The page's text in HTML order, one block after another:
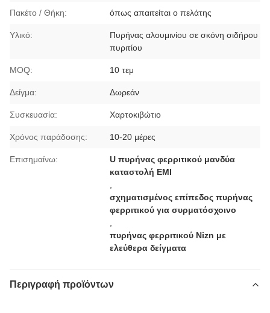
Πακέτο / Θήκη: όπως απαιτείται ο πελάτης
Υλικό:
Πυρήνας αλουμινίου σε σκόνη σιδήρου
πυριτίου
MOQ: 10 τεμ
Δείγμα: Δωρεάν
Συσκευασία: Χαρτοκιβώτιο
Χρόνος παράδοσης: 10-20 μέρες
Επισημαίνω:
U πυρήνας φερριτικού μανδύα
καταστολή EMI
σχηματισμένος επίπεδος πυρήνας
φερριτικού για συρματόσχοινο
πυρήνας φερριτικού Nizn με
ελεύθερα δείγματα
Περιγραφή προϊόντων